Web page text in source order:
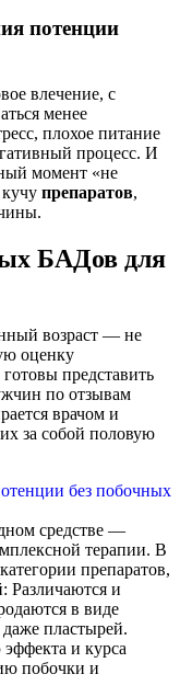
потенции
влечение, с
менее
плохое питание
процесс. И
момент «не
препаратов,
БАДов для
возраст — не
оценку
представить
по отзывам
врачом и
за собой половую
средстве —
терапии. В
препаратов,
Различаются и
в виде
пластырей.
и курса
побочки и